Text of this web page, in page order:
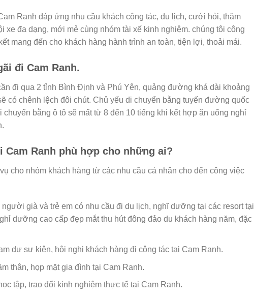
Ranh đáp ứng nhu cầu khách công tác, du lịch, cưới hỏi, thăm
đa dạng, mới mẻ cùng nhóm tài xế kinh nghiệm. chúng tôi công
mang đến cho khách hàng hành trình an toàn, tiện lợi, thoải mái.
đi Cam Ranh.
đi qua 2 tỉnh Bình Định và Phú Yên, quảng đường khá dài khoảng
có chênh lệch đôi chút. Chủ yếu di chuyển bằng tuyến đường quốc
chuyển bằng ô tô sẽ mất từ 8 đến 10 tiếng khi kết hợp ăn uống nghỉ
Cam Ranh phù hợp cho những ai?
cho nhóm khách hàng từ các nhu cầu cá nhân cho đến công việc
già và trẻ em có nhu cầu đi du lịch, nghĩ dưỡng tại các resort tại
dưỡng cao cấp đẹp mắt thu hút đông đảo du khách hàng năm, đặc
dự sự kiện, hội nghị khách hàng đi công tác tại Cam Ranh.
thân, họp mặt gia đình tại Cam Ranh.
tập, trao đổi kinh nghiệm thực tế tại Cam Ranh.